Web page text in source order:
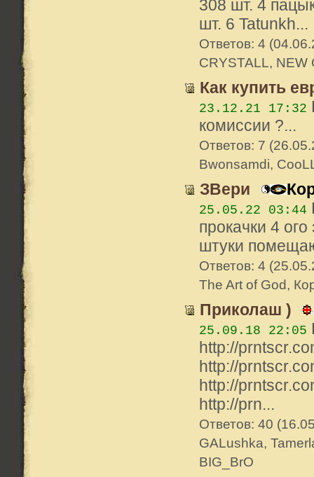
308 шт. 4
шт. 6 Tatunkh...
Ответов: 4
CRYSTALL, NEW
Как купить
23.12.21 17:32
комиссии ?...
Ответов: 7
Bwonsamdi,
ЗВери
25.05.22 03:44
прокачки 4
штуки
Ответов: 4
The Art of God,
Приколаш )
25.09.18 22:05
http://
http://
http://
http://prn...
Ответов: 40
GALushka,
BIG_BrO